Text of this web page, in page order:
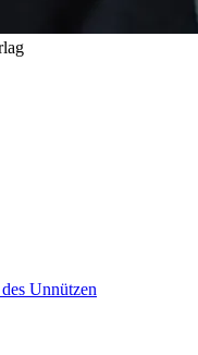
Unnützen